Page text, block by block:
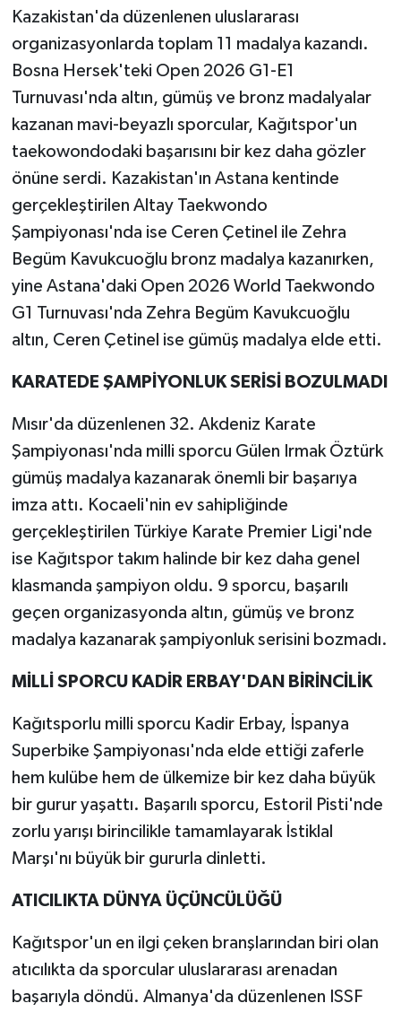
Kazakistan'da düzenlenen uluslararası
organizasyonlarda toplam 11 madalya kazandı.
Bosna Hersek'teki Open 2026 G1-E1
Turnuvası'nda altın, gümüş ve bronz madalyalar
kazanan mavi-beyazlı sporcular, Kağıtspor'un
taekowondodaki başarısını bir kez daha gözler
önüne serdi. Kazakistan'ın Astana kentinde
gerçekleştirilen Altay Taekwondo
Şampiyonası'nda ise Ceren Çetinel ile Zehra
Begüm Kavukcuoğlu bronz madalya kazanırken,
yine Astana'daki Open 2026 World Taekwondo
G1 Turnuvası'nda Zehra Begüm Kavukcuoğlu
altın, Ceren Çetinel ise gümüş madalya elde etti.
KARATEDE ŞAMPİYONLUK SERİSİ BOZULMADI
Mısır'da düzenlenen 32. Akdeniz Karate
Şampiyonası'nda milli sporcu Gülen Irmak Öztürk
gümüş madalya kazanarak önemli bir başarıya
imza attı. Kocaeli'nin ev sahipliğinde
gerçekleştirilen Türkiye Karate Premier Ligi'nde
ise Kağıtspor takım halinde bir kez daha genel
klasmanda şampiyon oldu. 9 sporcu, başarılı
geçen organizasyonda altın, gümüş ve bronz
madalya kazanarak şampiyonluk serisini bozmadı.
MİLLİ SPORCU KADİR ERBAY'DAN BİRİNCİLİK
Kağıtsporlu milli sporcu Kadir Erbay, İspanya
Superbike Şampiyonası'nda elde ettiği zaferle
hem kulübe hem de ülkemize bir kez daha büyük
bir gurur yaşattı. Başarılı sporcu, Estoril Pisti'nde
zorlu yarışı birincilikle tamamlayarak İstiklal
Marşı'nı büyük bir gururla dinletti.
ATICILIKTA DÜNYA ÜÇÜNCÜLÜĞÜ
Kağıtspor'un en ilgi çeken branşlarından biri olan
atıcılıkta da sporcular uluslararası arenadan
başarıyla döndü. Almanya'da düzenlenen ISSF